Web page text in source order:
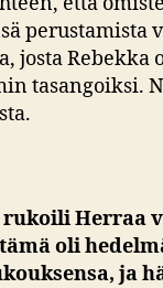
perustamista
josta Rebekka
tasangoiksi.
rukoili Herraa
oli
ja